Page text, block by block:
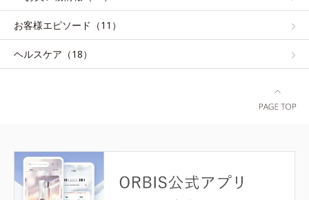
お客様エピソード（11）
ヘルスケア（18）